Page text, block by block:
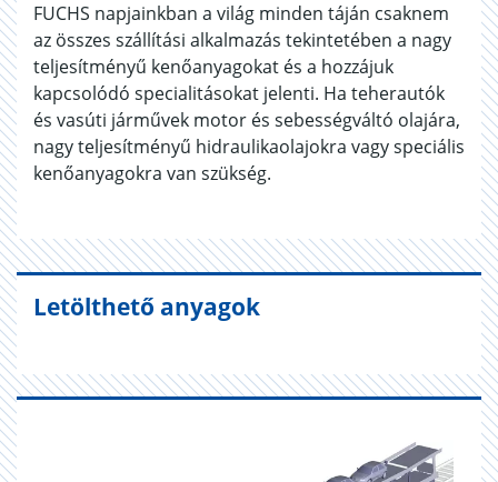
FUCHS napjainkban a világ minden táján csaknem
az összes szállítási alkalmazás tekintetében a nagy
teljesítményű kenőanyagokat és a hozzájuk
kapcsolódó specialitásokat jelenti. Ha teherautók
és vasúti járművek motor és sebességváltó olajára,
nagy teljesítményű hidraulikaolajokra vagy speciális
kenőanyagokra van szükség.
Letölthető anyagok